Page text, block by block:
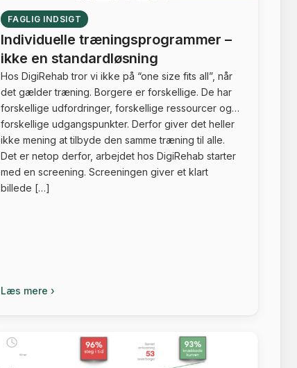
FAGLIG INDSIGT
Individuelle træningsprogrammer –
ikke en standardløsning
Hos DigiRehab tror vi ikke på “one size fits all”, når
det gælder træning. Borgere er forskellige. De har
forskellige udfordringer, forskellige ressourcer og
forskellige udgangspunkter. Derfor giver det heller
ikke mening at tilbyde den samme træning til alle.
Det er netop derfor, arbejdet hos DigiRehab starter
med en screening. Screeningen giver et klart
billede […]
Læs mere ›